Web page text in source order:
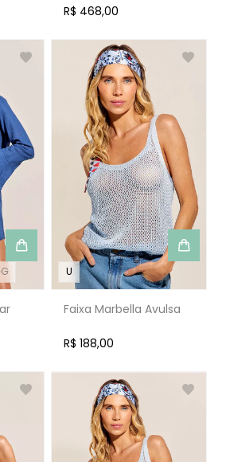
R$ 468,00
U
Faixa Marbella Avulsa
R$ 188,00